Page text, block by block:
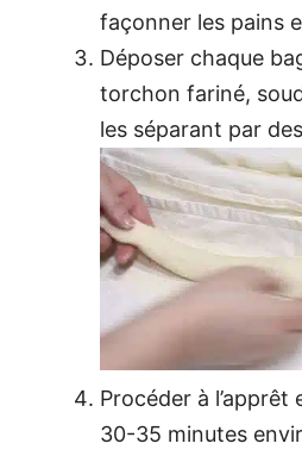
façonner les pains
Déposer chaque
torchon fariné,
les séparant par
Procéder à l’apprêt
30-35 minutes